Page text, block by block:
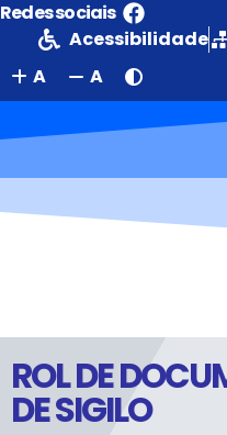
Redes sociais
Acessibilidade
A
A
ROL DE
DE SIGILO